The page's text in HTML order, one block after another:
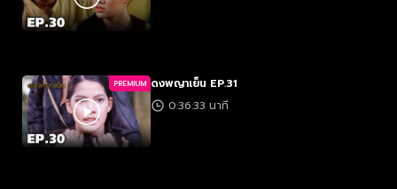
PREMIUM ดงพญาเย็น EP.31
0:36:33 นาที